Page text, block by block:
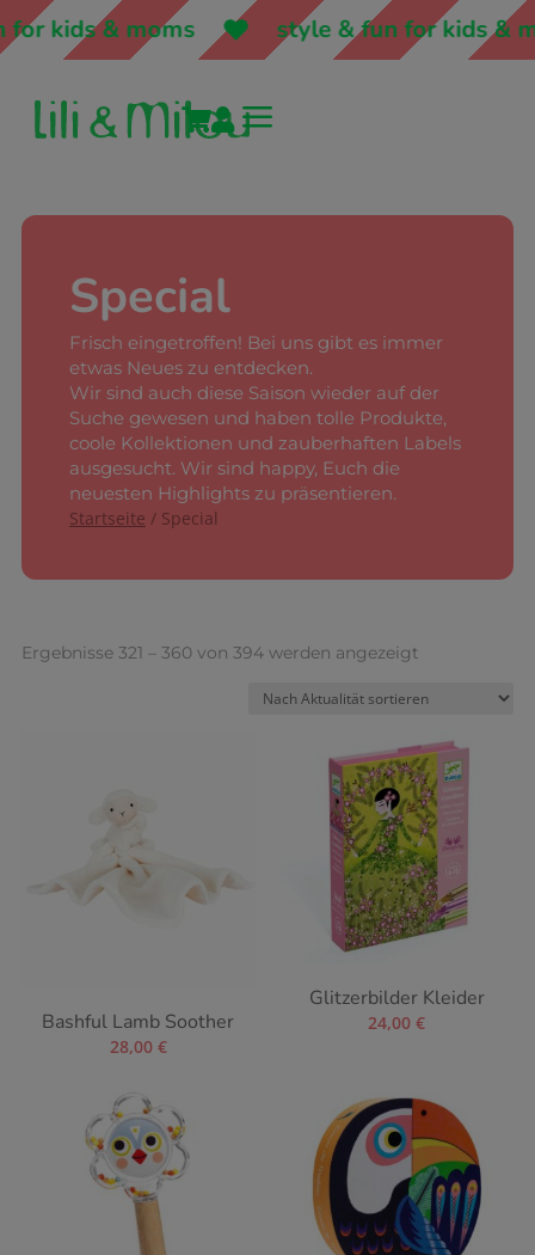
moms style & fun for kids & moms
a
Special
Frisch eingetroffen! Bei uns gibt es immer
etwas Neues zu entdecken.
Wir sind auch diese Saison wieder auf der
Suche gewesen und haben tolle Produkte,
coole Kollektionen und zauberhaften Labels
ausgesucht. Wir sind happy, Euch die
neuesten Highlights zu präsentieren.
Startseite / Special
Ergebnisse 321 – 360 von 394 werden angezeigt
sortiert
Bashful Lamb Soother
28,00 €
Glitzerbilder Kleider
24,00€